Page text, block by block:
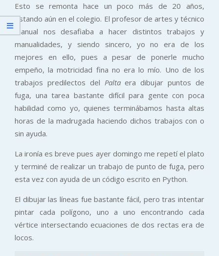
Esto se remonta hace un poco más de 20 años,
estando aún en el colegio. El profesor de artes y técnico
manual nos desafiaba a hacer distintos trabajos y
manualidades, y siendo sincero, yo no era de los
mejores en ello, pues a pesar de ponerle mucho
empeño, la motricidad fina no era lo mío. Uno de los
trabajos predilectos del Paltaera dibujar puntos de
fuga, una tarea bastante difícil para gente con poca
habilidad como yo, quienes terminábamos hasta altas
horas de la madrugada haciendo dichos trabajos con o
sin ayuda.
La ironía es breve pues ayer domingo me repetí el plato
y terminé de realizar un trabajo de punto de fuga, pero
esta vez con ayuda de un código escrito en Python.
El dibujar las líneas fue bastante fácil, pero tras intentar
pintar cada polígono, uno a uno encontrando cada
vértice intersectando ecuaciones de dos rectas era de
locos.